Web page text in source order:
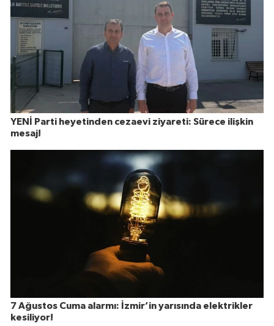
YENİ Parti heyetinden cezaevi ziyareti: Sürece ilişkin
mesaj!
7 Ağustos Cuma alarmı: İzmir’in yarısında elektrikler
kesiliyor!